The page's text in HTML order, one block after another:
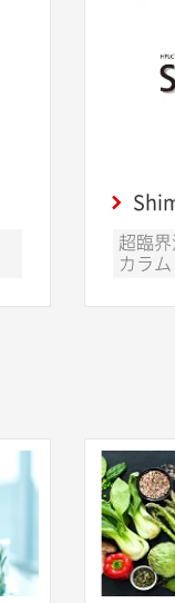
超臨
カラム